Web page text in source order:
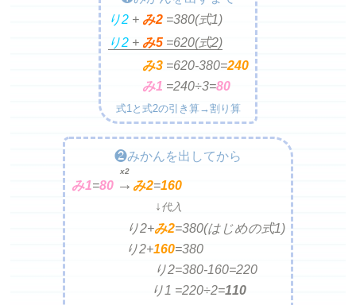
り2+ み2=
り2+ み5=
み3=
み1 =
380(式1)
620(式2)
620-380=240
240÷3=80
式1と式2の引き算→割り算
❷みかんを出してから
み1=80 →
x2
み2=160
↓ 代入
り2+み2=
り2+160=
り2=
り1 =
380(はじめの式1)
380
380-160=220
220÷2=110